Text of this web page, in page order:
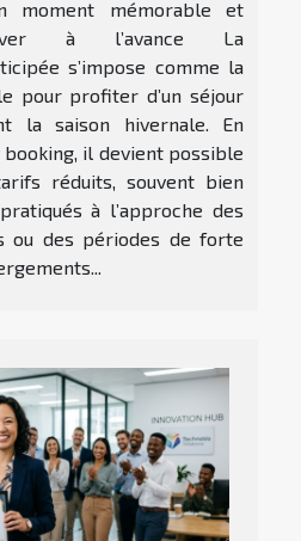
moment mémorable et
à l’avance La
s’impose comme la
pour profiter d’un séjour
la saison hivernale. En
il devient possible
réduits, souvent bien
à l’approche des
ou des périodes de forte